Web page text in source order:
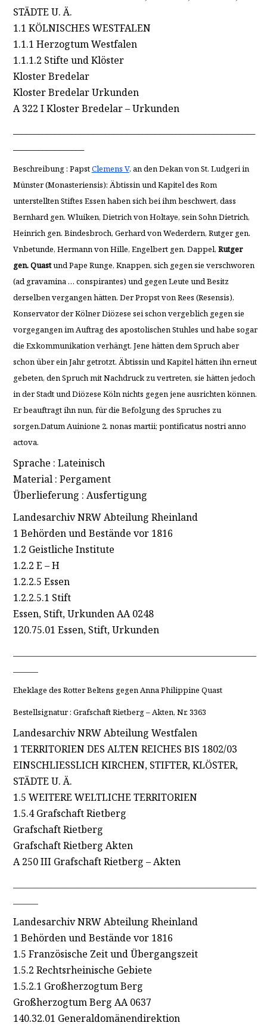
STÄDTE U. Ä.
1.1 KÖLNISCHES WESTFALEN
1.1.1 Herzogtum Westfalen
1.1.1.2 Stifte und Klöster
Kloster Bredelar
Kloster Bredelar Urkunden
A 322 I Kloster Bredelar – Urkunden
Beschreibung : PapstClemens V. an den Dekan von St. Ludgeri in
Münster (Monasteriensis): Äbtissin und Kapitel des Rom
unterstellten Stiftes Essen haben sich bei ihm beschwert, dass
Bernhard gen. Wluiken, Dietrich von Holtaye, sein Sohn Dietrich,
Heinrich gen. Bindesbroch, Gerhard von Wederdern, Rutger gen.
Vnbetunde, Hermann von Hille, Engelbert gen. Dappel, Rutger
gen. Quastund Pape Runge, Knappen, sich gegen sie verschworen
(ad gravamina … conspirantes) und gegen Leute und Besitz
derselben vergangen hätten. Der Propst von Rees (Resensis),
Konservator der Kölner Diözese sei schon vergeblich gegen sie
vorgegangen im Auftrag des apostolischen Stuhles und habe sogar
die Exkommunikation verhängt. Jene hätten dem Spruch aber
schon über ein Jahr getrotzt. Äbtissin und Kapitel hätten ihn erneut
gebeten, den Spruch mit Nachdruck zu vertreten, sie hätten jedoch
in der Stadt und Diözese Köln nichts gegen jene ausrichten können.
Er beauftragt ihn nun, für die Befolgung des Spruches zu
sorgen.Datum Auinione 2. nonas martii; pontificatus nostri anno
actova.
Sprache : Lateinisch
Material : Pergament
Überlieferung : Ausfertigung
Landesarchiv NRW Abteilung Rheinland
1 Behörden und Bestände vor 1816
1.2 Geistliche Institute
1.2.2 E – H
1.2.2.5 Essen
1.2.2.5.1 Stift
Essen, Stift, Urkunden AA 0248
120.75.01 Essen, Stift, Urkunden
Eheklage des Rotter Beltens gegen Anna Philippine Quast
Bestellsignatur : Grafschaft Rietberg – Akten, Nr. 3363
Landesarchiv NRW Abteilung Westfalen
1 TERRITORIEN DES ALTEN REICHES BIS 1802/03
EINSCHLIESSLICH KIRCHEN, STIFTER, KLÖSTER,
STÄDTE U. Ä.
1.5 WEITERE WELTLICHE TERRITORIEN
1.5.4 Grafschaft Rietberg
Grafschaft Rietberg
Grafschaft Rietberg Akten
A 250 III Grafschaft Rietberg – Akten
Landesarchiv NRW Abteilung Rheinland
1 Behörden und Bestände vor 1816
1.5 Französische Zeit und Übergangszeit
1.5.2 Rechtsrheinische Gebiete
1.5.2.1 Großherzogtum Berg
Großherzogtum Berg AA 0637
140.32.01 Generaldomänendirektion